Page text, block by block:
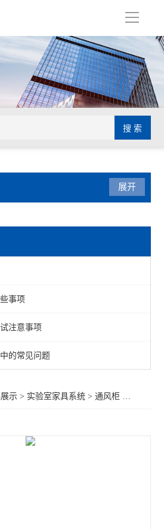
导
查看全部 >>
展开
事项
注意事项
的常见问题
示 > 实验室家具系统 >通风柜